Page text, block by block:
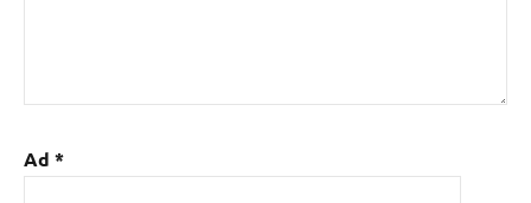
Ad *